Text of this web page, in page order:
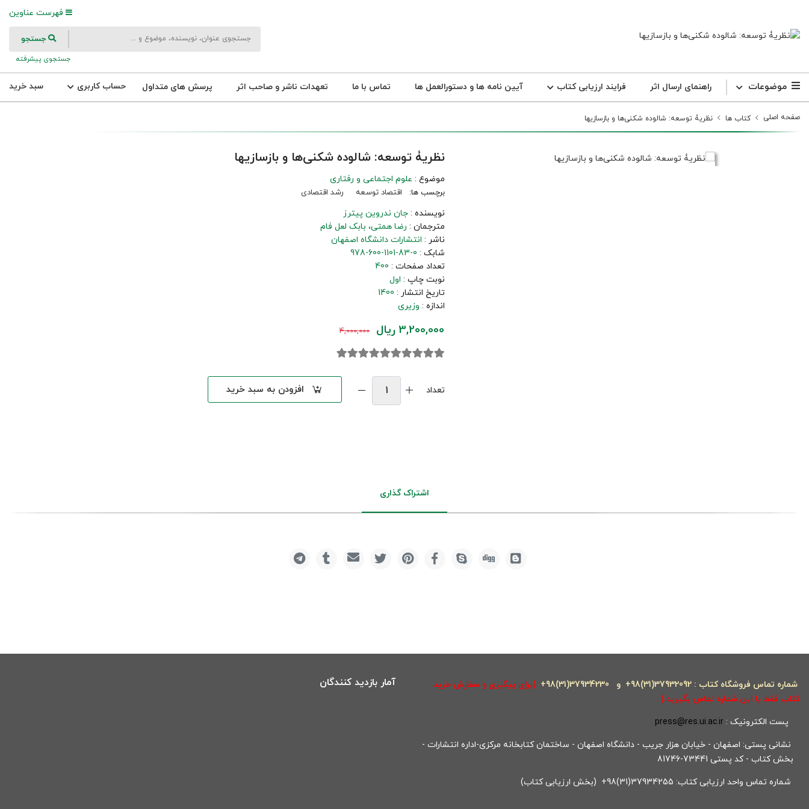
فهرست عناوین
جستجو
جستجوی پیشرفته
موضوعات راهنمای ارسال اثر فرایند ارزیابی کتاب آیین نامه ها و دستورالعمل ها تماس با ما تعهدات ناشر و صاحب اثر پرسش های متداول حساب کاربری سبد خرید
صفحه اصلی کتاب ها نظریۀ توسعه: شالوده شکنی‌ها و بازسازیها
نظریۀ توسعه: شالوده شکنی‌ها و بازسازیها
موضوع : علوم اجتماعی و رفتاری
برچسب ها: اقتصاد توسعه رشد اقتصادی
نویسنده : جان ندروین پیترز
مترجمان : رضا همتی بابک لعل فام
ناشر : انتشارات دانشگاه اصفهان
شابک : 978-600-1101-83-0
تعداد صفحات : 400
نوبت چاپ : اول
تاریخ انتشار : 1400
اندازه : وزیری
3,200,000 ریال 4,000,000
تعداد افزودن به سبد خرید
اشتراک گذاری
شماره تماس فروشگاه کتاب : 37932092(31)98+ و 37934230(31)98+
(برای پیگیری و سفارش خرید
کتاب فقط با این شماره تماس بگیرید.)
پست الکترونیک : press@res.ui.ac.ir
نشانی پستی: اصفهان - خیابان هزار جریب - دانشگاه اصفهان - ساختمان کتابخانه مرکزی-اداره انتشارات -
بخش کتاب - کد پستی 73441-81746
شماره تماس واحد ارزیابی کتاب: 37934255(31)98+ (بخش ارزیابی کتاب)
آمار بازدید کنندگان